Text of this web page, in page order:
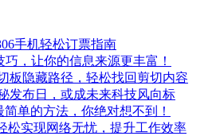
手机轻松订票指南
巧，让你的信息来源更丰富！
板隐藏路径，轻松找回剪切内容
发布日，或成未来科技风向标
单的方法，你绝对想不到！
松实现网络无忧，提升工作效率